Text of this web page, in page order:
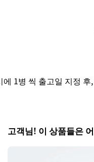
병 씩 출고일 지정 후,
고객님! 이 상품들은